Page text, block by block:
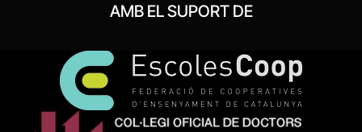
AMB EL SUPORT DE